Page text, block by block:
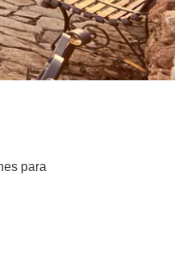
para